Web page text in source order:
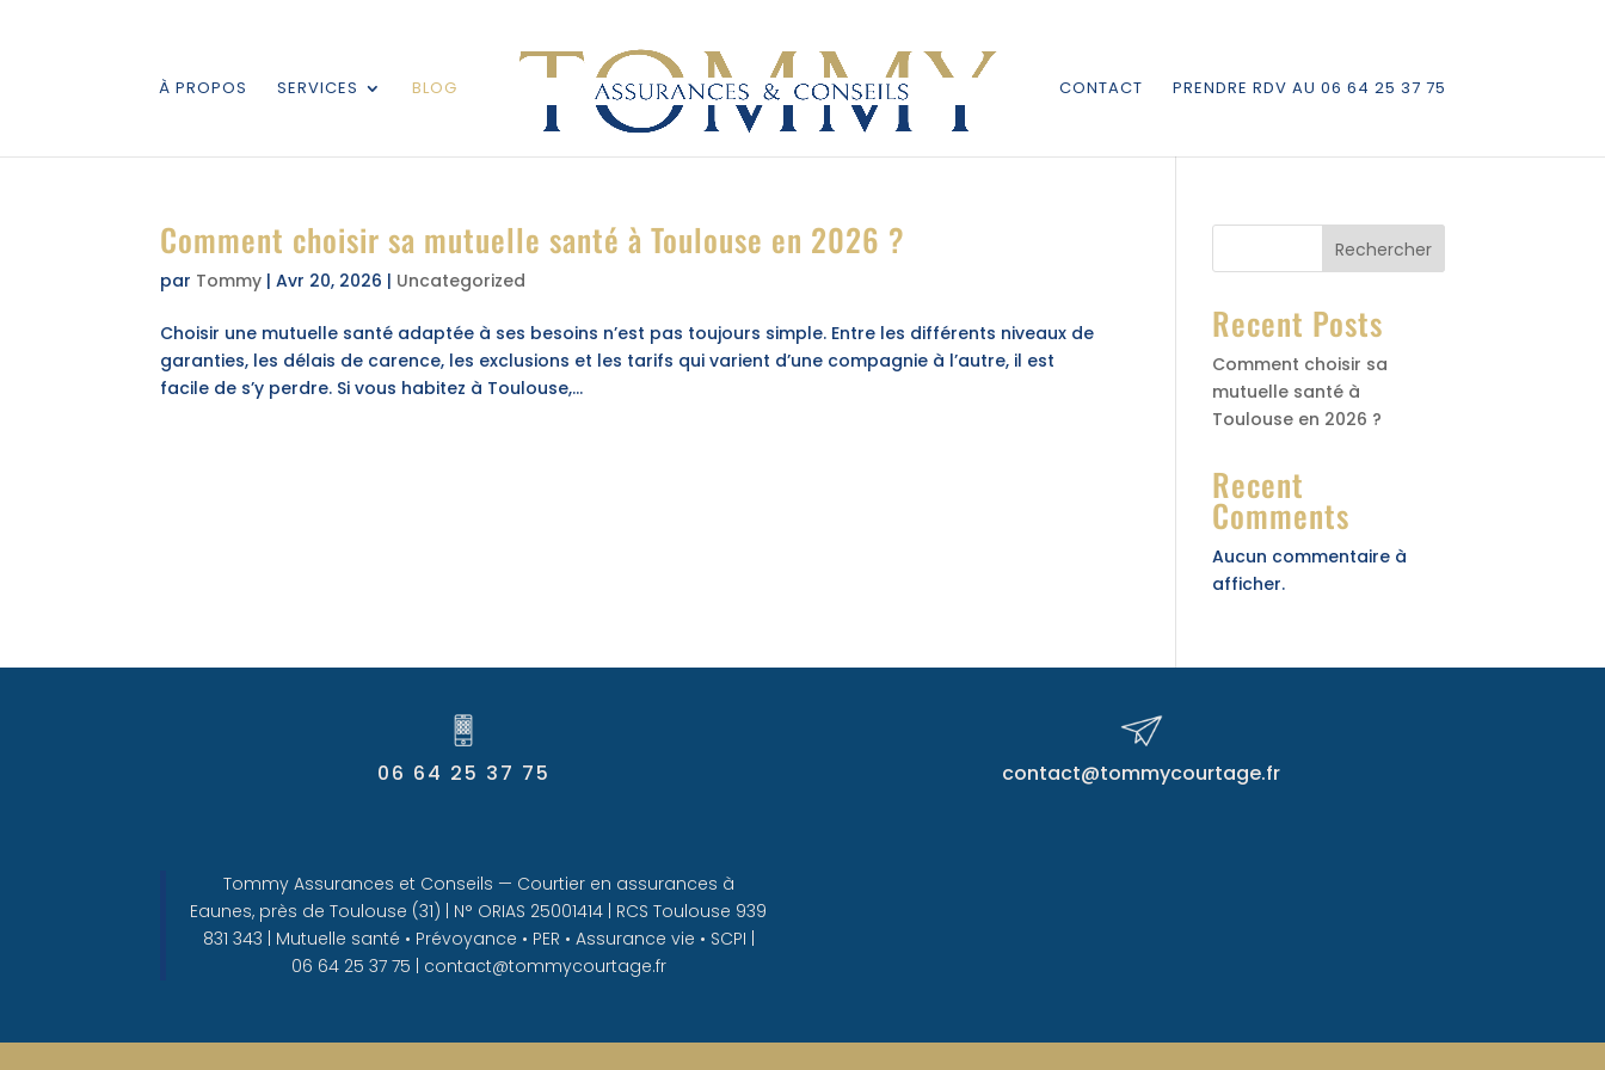
À PROPOS SERVICES BLOG CONTACT PRENDRE RDV AU 06 64 25 37 75
Comment choisir sa mutuelle santé à Toulouse en 2026 ?
par Tommy |Avr 20, 2026 | Uncategorized
Choisir une mutuelle santé adaptée à ses besoins n’est pas toujours simple. Entre les différents niveaux de
garanties, les délais de carence, les exclusions et les tarifs qui varient d’une compagnie à l’autre, il est
facile de s’y perdre. Si vous habitez à Toulouse,...
Rechercher
Recent Posts
Comment choisir sa
mutuelle santé à
Toulouse en 2026 ?
Recent
Comments
Aucun commentaire à
afficher.
06 64 25 37 75 contact@tommycourtage.fr
Tommy Assurances et Conseils — Courtier en assurances à
Eaunes, près de Toulouse (31) | N° ORIAS 25001414 | RCS Toulouse 939
831 343 | Mutuelle santé • Prévoyance • PER • Assurance vie • SCPI |
06 64 25 37 75 | contact@tommycourtage.fr